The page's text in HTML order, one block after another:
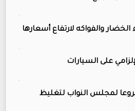
والفواكه لارتفاع أسعارها
على السيارات
لمجلس النواب لتغليظ